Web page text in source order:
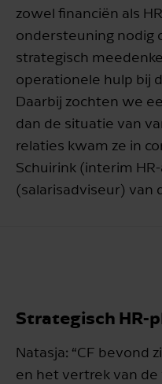
zowel financiën als
ondersteuning nodig
strategisch
operationele hulp bij
Daarbij zochten we
dan de situatie van
relaties kwam ze in
Schuirink (interim
(salarisadviseur) van
Strategisch HR-
Natasja: “CF bevond
en het vertrek van